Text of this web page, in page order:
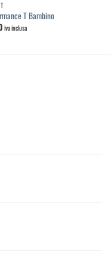
T Bambino
iva inclusa